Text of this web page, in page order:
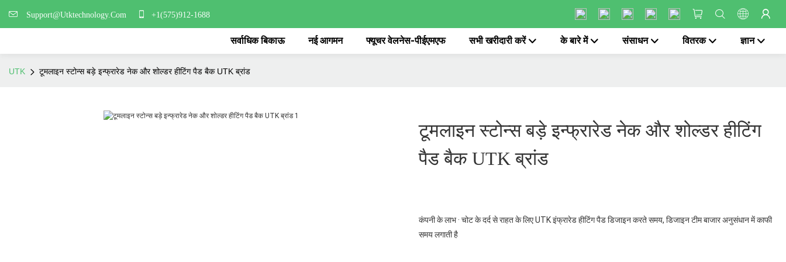
Support@Utktechnology.Com +1(575)912-1688
सर्वाधिक बिकाऊ नई आगमन फ्यूचर वेलनेस-पीईएमएफ सभी खरीदारी करें के बारे में संसाधन वितरक ज्ञान
UTK टूमलाइन स्टोन्स बड़े इन्फ्रारेड नेक और शोल्डर हीटिंग पैड बैक UTK ब्रांड
टूमलाइन स्टोन्स बड़े इन्फ्रारेड नेक और शोल्डर हीटिंग
पैड बैक UTK ब्रांड
कंपनी के लाभ · चोट के दर्द से राहत के लिए UTK इंफ्रारेड हीटिंग पैड डिजाइन करते समय, डिजाइन टीम बाजार अनुसंधान में काफी
समय लगाती है